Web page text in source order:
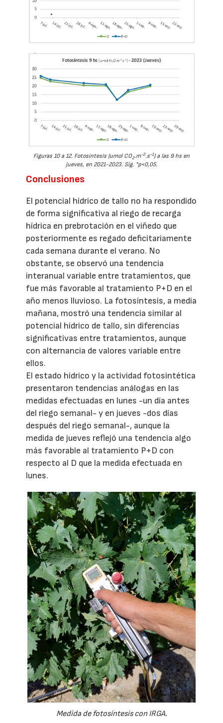
Figuras 10 a 12. Fotosíntesis (umol CO2.m-2.s-1) a las 9 hs en
jueves, en 2021-2023. Sig. *p<0,05.
Conclusiones
El potencial hídrico de tallo no ha respondido
de forma significativa al riego de recarga
hídrica en prebrotación en el viñedo que
posteriormente es regado deficitariamente
cada semana durante el verano. No
obstante, se observó una tendencia
interanual variable entre tratamientos, que
fue más favorable al tratamiento P+D en el
año menos lluvioso. La fotosíntesis, a media
mañana, mostró una tendencia similar al
potencial hídrico de tallo, sin diferencias
significativas entre tratamientos, aunque
con alternancia de valores variable entre
ellos.
El estado hídrico y la actividad fotosintética
presentaron tendencias análogas en las
medidas efectuadas en lunes -un día antes
del riego semanal- y en jueves -dos días
después del riego semanal-, aunque la
medida de jueves reflejó una tendencia algo
más favorable al tratamiento P+D con
respecto al D que la medida efectuada en
lunes.
Medida de fotosíntesis con IRGA.